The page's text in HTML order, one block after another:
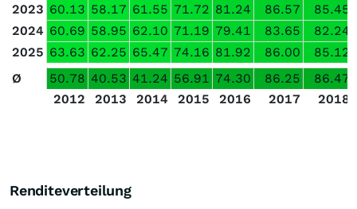
2023 60.13 58.17 61.55 71.72 81.24 86.57 85.45
2024 60.69 58.95 62.10 71.19 79.41 83.65 82.24
2025 63.63 62.25 65.47 74.16 81.92 86.00 85.12
Ø
50.78 40.53 41.24 56.91 74.30 86.25 86.47
2012
2013 2014 2015 2016 2017 2018
Renditeverteilung